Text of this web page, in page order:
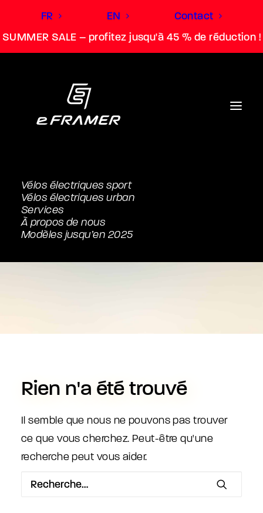
SUMMER SALE – profitez jusqu'à 45 % de réduction !
FR EN Contact
Vélos électriques sport
Vélos électriques urban
Services
À propos de nous
Modèles jusqu’en 2025
Non catégorisé
Rien n'a été trouvé
Il semble que nous ne pouvons pas trouver
ce que vous cherchez. Peut-être qu'une
recherche peut vous aider.